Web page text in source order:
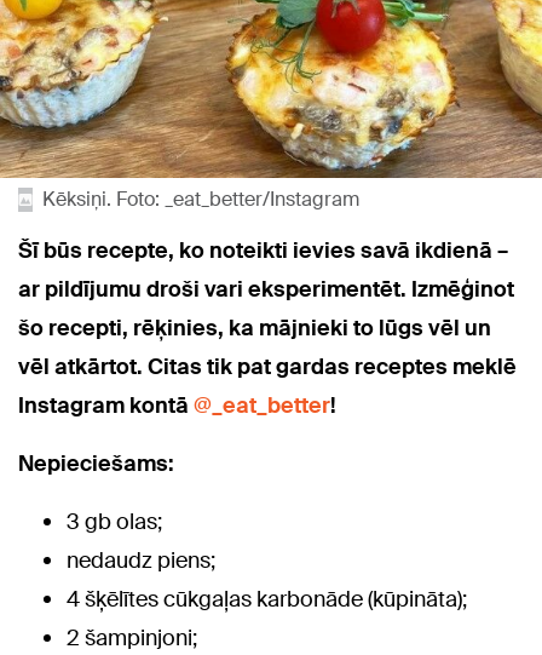
Kēksiņi. Foto: _eat_better/Instagram
Šī būs recepte, ko noteikti ievies savā ikdienā –
ar pildījumu droši vari eksperimentēt. Izmēģinot
šo recepti, rēķinies, ka mājnieki to lūgs vēl un
vēl atkārtot. Citas tik pat gardas receptes meklē
Instagram kontā @_eat_better!
Nepieciešams:
3 gb olas;
nedaudz piens;
4 šķēlītes cūkgaļas karbonāde (kūpināta);
2 šampinjoni;